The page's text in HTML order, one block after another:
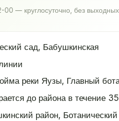
00 — круглосуточно, без выходных
сад, Бабушкинская
реки Яузы, Главный
до района в течение
район,